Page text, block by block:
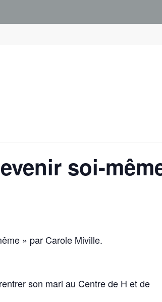
soi-
» par Carole Miville.
son mari au Centre de H et de